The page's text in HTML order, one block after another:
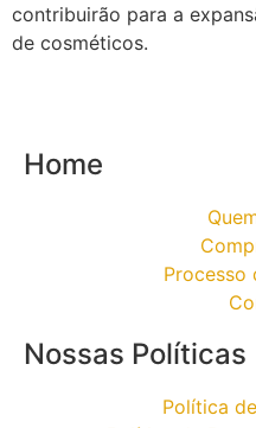
contribuirão para a
de cosméticos.
Home
Processo
Nossas Políticas
Política